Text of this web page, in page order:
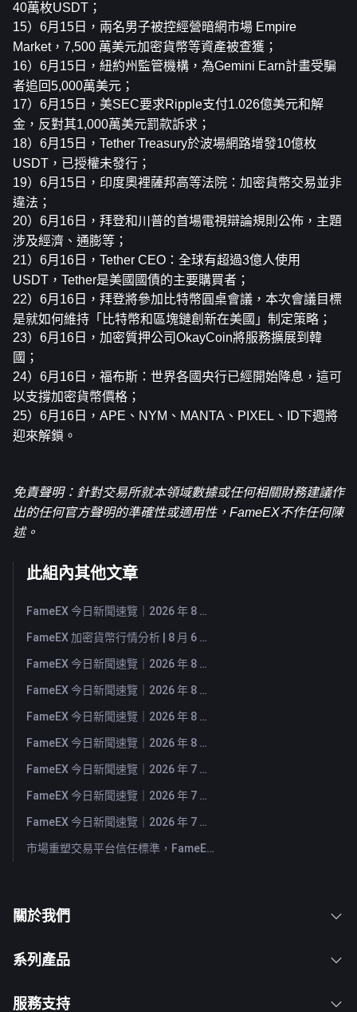
40萬枚USDT；
15）6月15日，兩名男子被控經營暗網市場 Empire
Market，7,500 萬美元加密貨幣等資產被查獲；
16）6月15日，紐約州監管機構，為Gemini Earn計畫受騙
者追回5,000萬美元；
17）6月15日，美SEC要求Ripple支付1.026億美元和解
金，反對其1,000萬美元罰款訴求；
18）6月15日，Tether Treasury於波場網路增發10億枚
USDT，已授權未發行；
19）6月15日，印度奧裡薩邦高等法院：加密貨幣交易並非
違法；
20）6月16日，拜登和川普的首場電視辯論規則公佈，主題
涉及經濟、通膨等；
21）6月16日，Tether CEO：全球有超過3億人使用
USDT，Tether是美國國債的主要購買者；
22）6月16日，拜登將參加比特幣圓桌會議，本次會議目標
是就如何維持「比特幣和區塊鏈創新在美國」制定策略；
23）6月16日，加密質押公司OkayCoin將服務擴展到韓
國；
24）6月16日，福布斯：世界各國央行已經開始降息，這可
以支撐加密貨幣價格；
25）6月16日，APE、NYM、MANTA、PIXEL、ID下週將
迎來解鎖。
免責聲明：針對交易所就本領域數據或任何相關財務建議作
出的任何官方聲明的準確性或適用性，FameEX不作任何陳
述。
此組內其他文章
FameEX 今日新聞速覽｜2026 年 8 月 7 日
FameEX 加密貨幣行情分析 | 8 月 6 日, 2026
FameEX 今日新聞速覽｜2026 年 8 月 6 日
FameEX 今日新聞速覽｜2026 年 8 月 5 日
FameEX 今日新聞速覽｜2026 年 8 月 4 日
FameEX 今日新聞速覽｜2026 年 8 月 3 日
FameEX 今日新聞速覽｜2026 年 7 月 31 日
FameEX 今日新聞速覽｜2026 年 7 月 30 日
FameEX 今日新聞速覽｜2026 年 7 月 29 日
市場重塑交易平台信任標準，FameEX 以八年穩健營運持續服務全球用戶
關於我們
系列產品
服務支持